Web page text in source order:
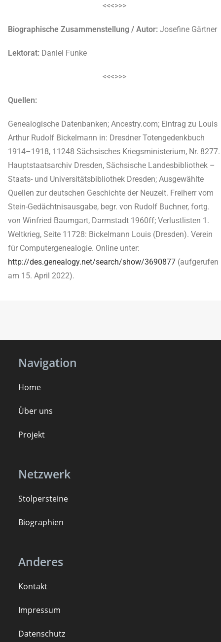
<<<>>>
Biographische Zusammenstellung / Autor: Josefine Gärtner
Lektorat: Daniel Funke
<<<>>>
Quellen:
Genealogische Datenbanken; Ancestry.com; Eintrag zu Louis
Arthur Rudolf Bickelmann in: Dresdner Totengedenkbuch
1914–1918, 11248 Sächsisches Kriegsministerium, Nr. 8277.
Hauptstaatsarchiv Dresden, Sächsische Landesbibliothek –
Staats- und Universitätsbibliothek Dresden; Ausgewählte
Quellen zur deutschen Geschichte der Neuzeit. Freiherr vom
Stein-Gedächtnisausgabe, begr. von Rudolf Buchner, fortg.
von Winfried Baumgart, Darmstadt 1960ff; Verlustlisten 1.
Weltkrieg, Seite 11728: Bickelmann Louis (Dresden). Verein
für Computergenealogie. Online unter:
http://des.genealogy.net/search/show/3690877 (aufgerufen
am 15. April 2022).
Navigation
Home
Über uns
Projekt
Netzwerk
Stolpersteine
Biographien
Anderes
Kontakt
Impressum
Datenschutz